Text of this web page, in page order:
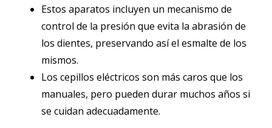
Estos aparatos incluyen un mecanismo de
control de la presión que evita la abrasión de
los dientes, preservando así el esmalte de los
mismos.
Los cepillos eléctricos son más caros que los
manuales, pero pueden durar muchos años si
se cuidan adecuadamente.